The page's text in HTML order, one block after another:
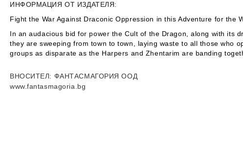
ИНФОРМАЦИЯ ОТ ИЗДАТЕЛЯ:
Fight the War Against Draconic Oppression in this Adventure for the
In an audacious bid for power the Cult of the Dragon, along with its
they are sweeping from town to town, laying waste to all those who
groups as disparate as the Harpers and Zhentarim are banding
ВНОСИТЕЛ: ФАНТАСМАГОРИЯ ООД
www.fantasmagoria.bg